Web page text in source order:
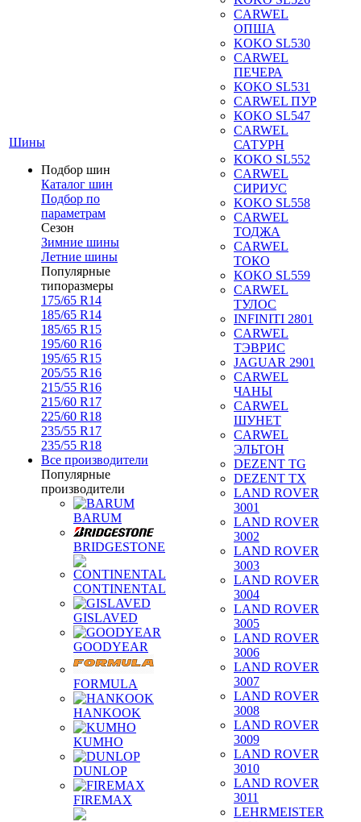
Шины
Подбор шин
Каталог шин
Подбор по
параметрам
Сезон
Зимние шины
Летние шины
Популярные
типоразмеры
175/65 R14
185/65 R14
185/65 R15
195/60 R16
195/65 R15
205/55 R16
215/55 R16
215/60 R17
225/60 R18
235/55 R17
235/55 R18
Все производители
Популярные
производители
BARUM
BRIDGESTONE
CONTINENTAL
GISLAVED
GOODYEAR
FORMULA
HANKOOK
KUMHO
DUNLOP
FIREMAX
CARWEL
ОПША
KOKO SL530
CARWEL
ПЕЧЕРА
KOKO SL531
CARWEL ПУР
KOKO SL547
CARWEL
САТУРН
KOKO SL552
CARWEL
СИРИУС
KOKO SL558
CARWEL
ТОДЖА
CARWEL
ТОКО
KOKO SL559
CARWEL
ТУЛОС
INFINITI 2801
CARWEL
ТЭВРИС
JAGUAR 2901
CARWEL
ЧАНЫ
CARWEL
ШУНЕТ
CARWEL
ЭЛЬТОН
DEZENT TG
DEZENT TX
LAND ROVER
3001
LAND ROVER
3002
LAND ROVER
3003
LAND ROVER
3004
LAND ROVER
3005
LAND ROVER
3006
LAND ROVER
3007
LAND ROVER
3008
LAND ROVER
3009
LAND ROVER
3010
LAND ROVER
3011
LEHRMEISTER